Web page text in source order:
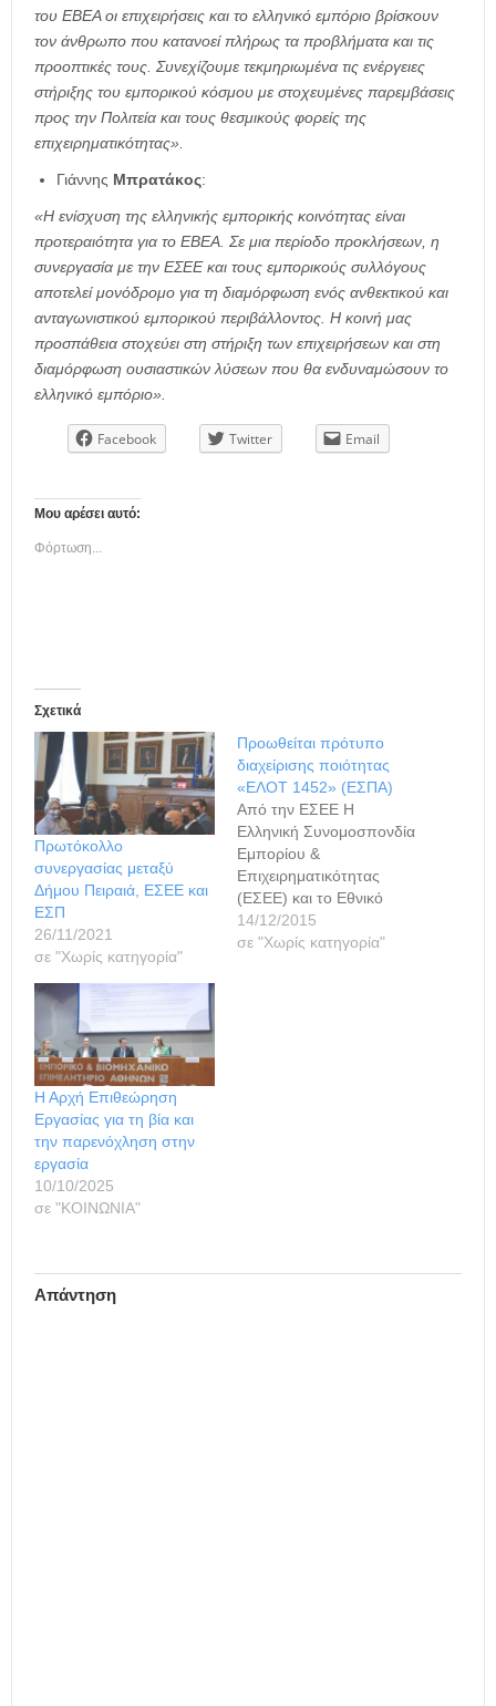
του ΕΒΕΑ οι επιχειρήσεις και το ελληνικό εμπόριο βρίσκουν
τον άνθρωπο που κατανοεί πλήρως τα προβλήματα και τις
προοπτικές τους. Συνεχίζουμε τεκμηριωμένα τις ενέργειες
στήριξης του εμπορικού κόσμου με στοχευμένες παρεμβάσεις
προς την Πολιτεία και τους θεσμικούς φορείς της
επιχειρηματικότητας».
Γιάννης Μπρατάκος:
«Η ενίσχυση της ελληνικής εμπορικής κοινότητας είναι
προτεραιότητα για το ΕΒΕΑ. Σε μια περίοδο προκλήσεων, η
συνεργασία με την ΕΣΕΕ και τους εμπορικούς συλλόγους
αποτελεί μονόδρομο για τη διαμόρφωση ενός ανθεκτικού και
ανταγωνιστικού εμπορικού περιβάλλοντος. Η κοινή μας
προσπάθεια στοχεύει στη στήριξη των επιχειρήσεων και στη
διαμόρφωση ουσιαστικών λύσεων που θα ενδυναμώσουν το
ελληνικό εμπόριο».
Facebook Twitter Email
Μου αρέσει αυτό:
Φόρτωση...
Σχετικά
Πρωτόκολλο
συνεργασίας μεταξύ
Δήμου Πειραιά, ΕΣΕΕ και
ΕΣΠ
26/11/2021
σε "Χωρίς κατηγορία"
Προωθείται πρότυπο
διαχείρισης ποιότητας
«ΕΛΟΤ 1452» (ΕΣΠΑ)
Από την ΕΣΕΕ Η
Ελληνική Συνομοσπονδία
Εμπορίου &
Επιχειρηματικότητας
(ΕΣΕΕ) και το Εθνικό
Σύστημα Υποδομών
Ποιότητας (ΕΣΥΠ/ΕΛΟΤ)
14/12/2015
σε "Χωρίς κατηγορία"
Η Αρχή Επιθεώρηση
Εργασίας για τη βία και
την παρενόχληση στην
εργασία
10/10/2025
σε "ΚΟΙΝΩΝΙΑ"
Απάντηση